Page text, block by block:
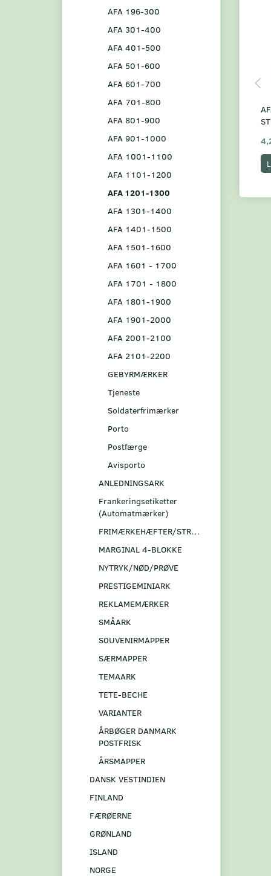
AFA 196-300
AFA 301-400
AFA 401-500
AFA 501-600
AFA 601-700
AFA 701-800
AFA 801-900
AFA 901-1000
AFA 1001-1100
AFA 1101-1200
AFA 1201-1300
AFA 1301-1400
AFA 1401-1500
AFA 1501-1600
AFA 1601 - 1700
AFA 1701 - 1800
AFA 1801-1900
AFA 1901-2000
AFA 2001-2100
AFA 2101-2200
GEBYRMÆRKER
Tjeneste
Soldaterfrimærker
Porto
Postfærge
Avisporto
ANLEDNINGSARK
Frankeringsetiketter
(Automatmærker)
FRIMÆRKEHÆFTER/STRIBER
MARGINAL 4-BLOKKE
NYTRYK/NØD/PRØVE
PRESTIGEMINIARK
REKLAMEMÆRKER
SMÅARK
S0UVENIRMAPPER
SÆRMAPPER
TEMAARK
TETE-BECHE
VARIANTER
ÅRBØGER DANMARK
POSTFRISK
ÅRSMAPPER
DANSK VESTINDIEN
FINLAND
FÆRØERNE
GRØNLAND
ISLAND
NORGE